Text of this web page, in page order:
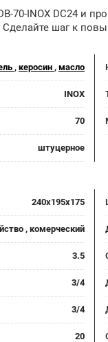
70-INOX DC24 и
шаг к
, керосин , масло
INOX
70
штуцерное
240x195x175
, комерческий
3.5
3/4
3/4
20